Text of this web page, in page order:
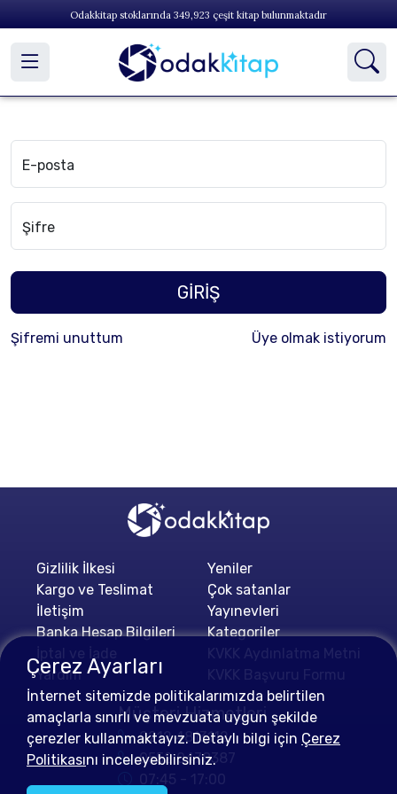
Odakkitap stoklarında 349,923 çeşit kitap bulunmaktadır
E-posta
Şifre
GİRİŞ
Şifremi unuttum Üye olmak istiyorum
Gizlilik İlkesi
Kargo ve Teslimat
İletişim
Banka Hesap Bilgileri
Yardım
Yeniler
Çok satanlar
Yayınevleri
Kategoriler
Müşteri Hizmetleri
0212 4813112
0552 0478387
07:45 - 17:00
Çerez Ayarları
İnternet sitemizde politikalarımızda belirtilen
amaçlarla sınırlı ve mevzuata uygun şekilde
çerezler kullanmaktayız. Detaylı bilgi için Çerez
Politikasını inceleyebilirsiniz.